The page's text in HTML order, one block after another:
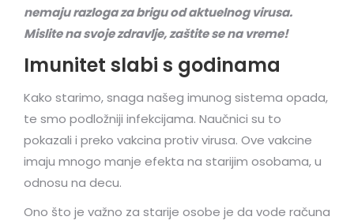
nemaju razloga za brigu od aktuelnog virusa.
Mislite na svoje zdravlje, zaštite se na vreme!
Imunitet slabi s godinama
Kako starimo, snaga našeg imunog sistema opada,
te smo podložniji infekcijama. Naučnici su to
pokazali i preko vakcina protiv virusa. Ove vakcine
imaju mnogo manje efekta na starijim osobama, u
odnosu na decu.
Ono što je važno za starije osobe je da vode računa